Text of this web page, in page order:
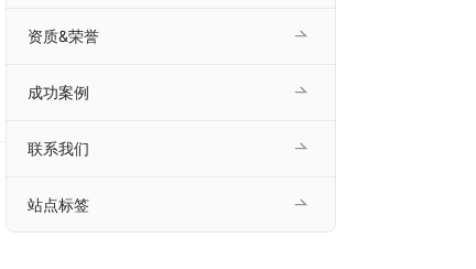
资质&荣誉
成功案例
联系我们
站点标签